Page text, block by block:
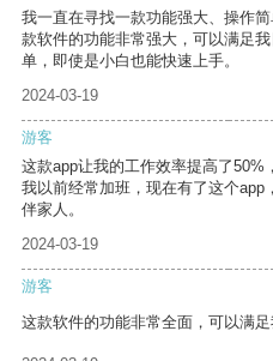
我一直在寻找一款功能强大、操作
款软件的功能非常强大，可以满足
单，即使是小白也能快速上手。
2024-03-19
游客
这款app让我的工作效率提高了50%
我以前经常加班，现在有了这个
伴家人。
2024-03-19
游客
这款软件的功能非常全面，可以满足